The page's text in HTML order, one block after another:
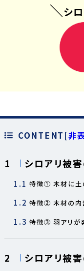
＼シ
CONTENT [非
1 シロアリ被
1.1 特徴① 木材に土
1.2 特徴② 木材の内
1.3 特徴③ 羽アリが
2 シロアリ被